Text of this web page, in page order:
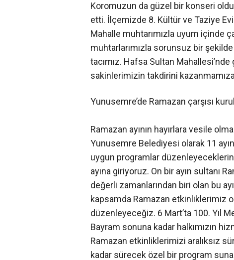
Koromuzun da güzel bir konseri
etti. İlçemizde 8. Kültür ve Taziye
Mahalle muhtarımızla uyum içinde
muhtarlarımızla sorunsuz bir
tacımız. Hafsa Sultan
sakinlerimizin takdirini
Yunusemre’de Ramazan çarşısı
Ramazan ayının hayırlara vesile
Yunusemre Belediyesi olarak 11
uygun programlar
ayına giriyoruz. On bir ayın sultanı
değerli zamanlarından biri olan bu
kapsamda Ramazan etkinliklerimiz
düzenleyeceğiz. 6 Mart’ta 100. Yıl
Bayram sonuna kadar halkımızın
Ramazan etkinliklerimizi aralıksız
kadar sürecek özel bir program